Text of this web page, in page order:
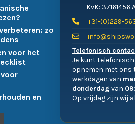
zo
voor het
en
KvK: 37161456
+31-(0)229-
Telefonisch
Je kunt
opnemen met ons
werkdagen van
donderdag van
Op vrijdag zijn wij